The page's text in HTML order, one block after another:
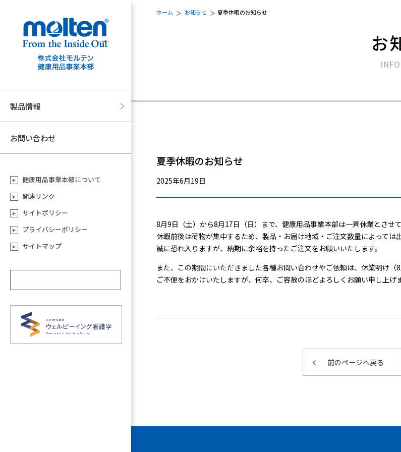
製品情報
お問い合わせ
健康用品事業本部について
関連リンク
サイトポリシー
プライバシーポリシー
サイトマップ
ホーム お知らせ 夏季休暇のお知らせ
お
夏季休暇のお知らせ
2025年6月19日
8月9日（土）から8月17日（日）まで、健康用品事業本部は一斉休業とさせて
休暇前後は荷物が集中するため、製品・お届け地域・ご注文数量によっては
誠に恐れ入りますが、納期に余裕を持ったご注文をお願いいたします。
また、この期間にいただきました各種お問い合わせやご依頼は、休業明け（
ご不便をおかけいたしますが、何卒、ご容赦のほどよろしくお願い申し上げま
前のページへ戻る